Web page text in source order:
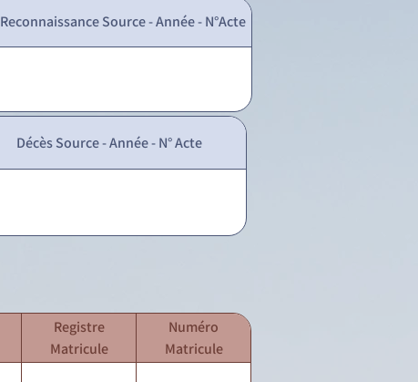
Reconnaissance Source - Année - N°Acte
Décès Source - Année - N° Acte
Registre
Matricule
Numéro
Matricule